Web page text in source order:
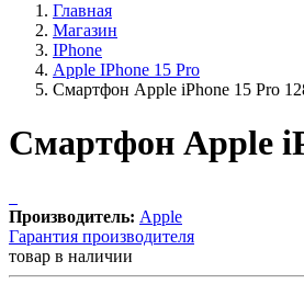
Главная
Магазин
IPhone
Apple IPhone 15 Pro
Смартфон Apple iPhone 15 Pro
Смартфон Apple
Производитель: Apple
Гарантия производителя
товар в наличии